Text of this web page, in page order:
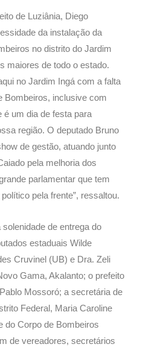
de Luziânia, Diego
da instalação da
no distrito do Jardim
maiores de todo o estado.
no Jardim Ingá com a falta
Bombeiros, inclusive com
é um dia de festa para
região. O deputado Bruno
de gestão, atuando junto
pela melhoria dos
parlamentar que tem
pela frente”, ressaltou.
de entrega do
estaduais Wilde
Cruvinel (UB) e Dra. Zeli
Gama, Akalanto; o prefeito
Mossoró; a secretária de
Federal, Maria Caroline
do Corpo de Bombeiros
de vereadores, secretários